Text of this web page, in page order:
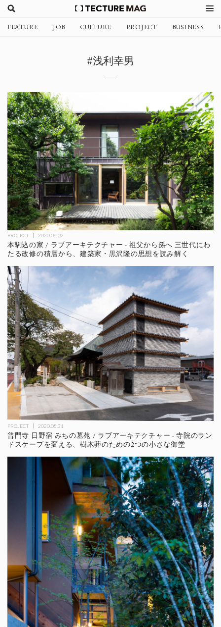
FEATURE JOB CULTURE PROJECT BUSINESS
#浅利幸男
PROJECT 2020.06.02
本駒込の家 / ラブアーキテクチャー - 祖父から孫へ 三世代にわ
たる改修の積層から、建築家・黒沢隆の思想を読み解く
PROJECT 2020.05.31
普門寺 日野宿 みちの墓苑 / ラブアーキテクチャー - 寺院のラン
ドスケープを変える、樹木葬のための2つの小さな御堂